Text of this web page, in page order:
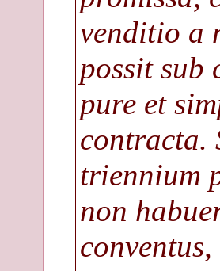
venditio a
possit sub
pure et
contracta.
triennium
non